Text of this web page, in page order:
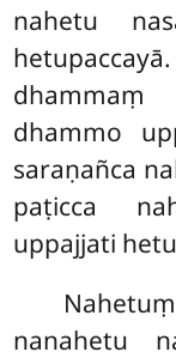
nahetu
dhammaṃ
dhammo
saraṇañca
paṭicca
uppajjati
nanahetu